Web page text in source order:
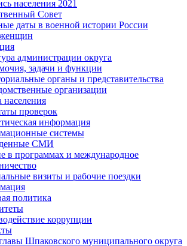
населения 2021
Совет
даты в военной истории России
администрации округа
задачи и функции
органы и представительства
организации
населения
проверок
информация
системы
СМИ
в программах и международное
визиты и рабочие поездки
политика
коррупции
Шпаковского муниципального округа